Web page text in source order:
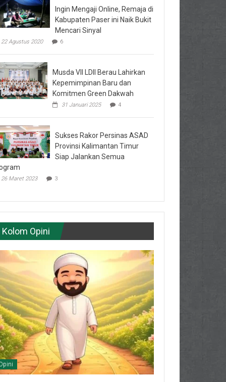
Ingin Mengaji Online, Remaja di
Kabupaten Paser ini Naik Bukit
Mencari Sinyal
22 Agustus 2020 6
Musda VII LDII Berau Lahirkan
Kepemimpinan Baru dan
Komitmen Green Dakwah
31 Januari 2025 4
Sukses Rakor Persinas ASAD
Provinsi Kalimantan Timur
Siap Jalankan Semua
26 Maret 2023 3
Kolom Opini